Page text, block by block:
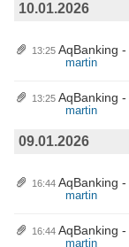
10.01.2026
13:25 AqBanking
martin
13:25 AqBanking
martin
09.01.2026
16:44 AqBanking
martin
16:44 AqBanking
martin